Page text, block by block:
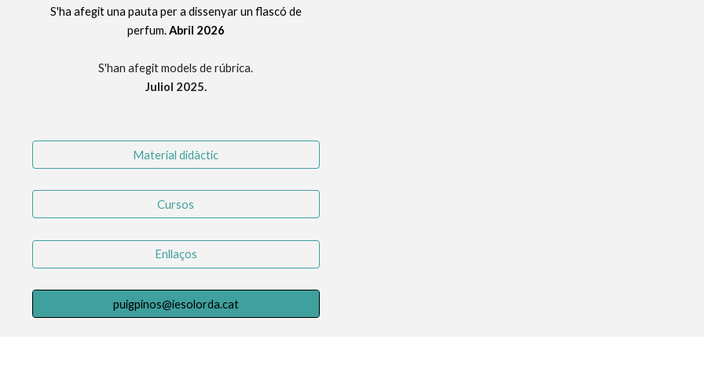
S'ha afegit una pauta per a dissenyarun flascó de
perfum.Abril 2026
S'han afegit models de rúbrica.
Juliol 2025.
Material didàctic
Cursos
Enllaços
puigpinos@iesolorda.cat